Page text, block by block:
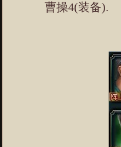
曹操4(装备).